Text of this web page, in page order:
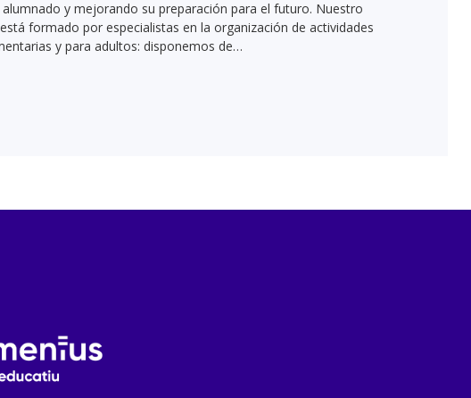
y mejorando su preparación para el futuro. Nuestro
formado por especialistas en la organización de actividades
y para adultos: disponemos de…